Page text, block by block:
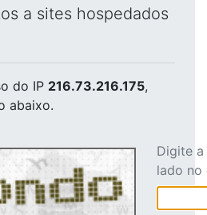
a sites hospedados
do IP 216.73.216.175,
abaixo.
Digite
lado no